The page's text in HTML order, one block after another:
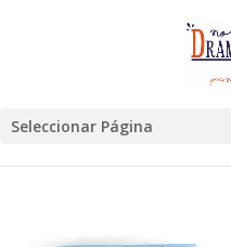
Seleccionar Página